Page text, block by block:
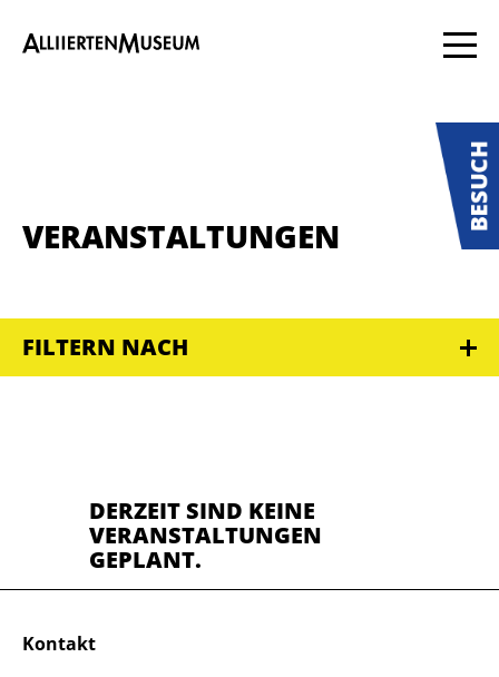
VERANSTALTUNGEN
FILTERN NACH
DERZEIT SIND KEINE
VERANSTALTUNGEN
GEPLANT.
Kontakt